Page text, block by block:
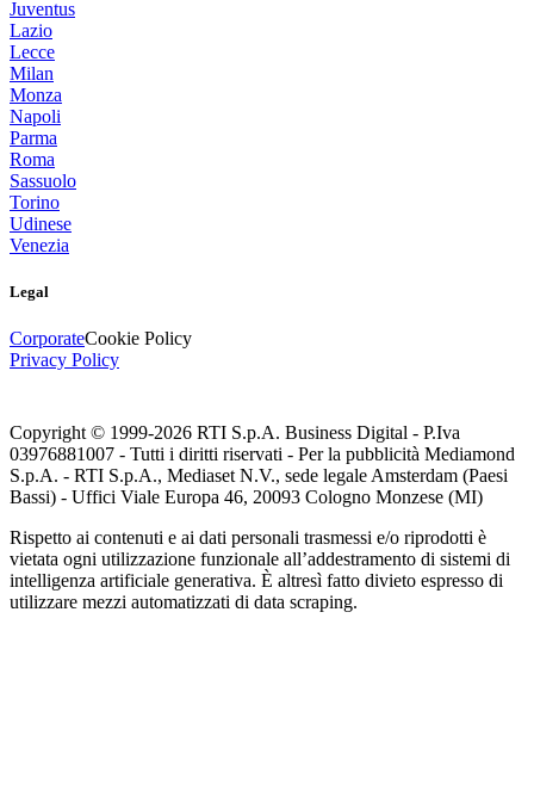
Juventus
Lazio
Lecce
Milan
Monza
Napoli
Parma
Roma
Sassuolo
Torino
Udinese
Venezia
Legal
CorporateCookie Policy
Privacy Policy
Copyright © 1999-2026 RTI S.p.A. Business Digital - P.Iva
03976881007 - Tutti i diritti riservati - Per la pubblicità Mediamond
S.p.A. - RTI S.p.A., Mediaset N.V., sede legale Amsterdam (Paesi
Bassi) - Uffici Viale Europa 46, 20093 Cologno Monzese (MI)
Rispetto ai contenuti e ai dati personali trasmessi e/o riprodotti è
vietata ogni utilizzazione funzionale all’addestramento di sistemi di
intelligenza artificiale generativa. È altresì fatto divieto espresso di
utilizzare mezzi automatizzati di data scraping.